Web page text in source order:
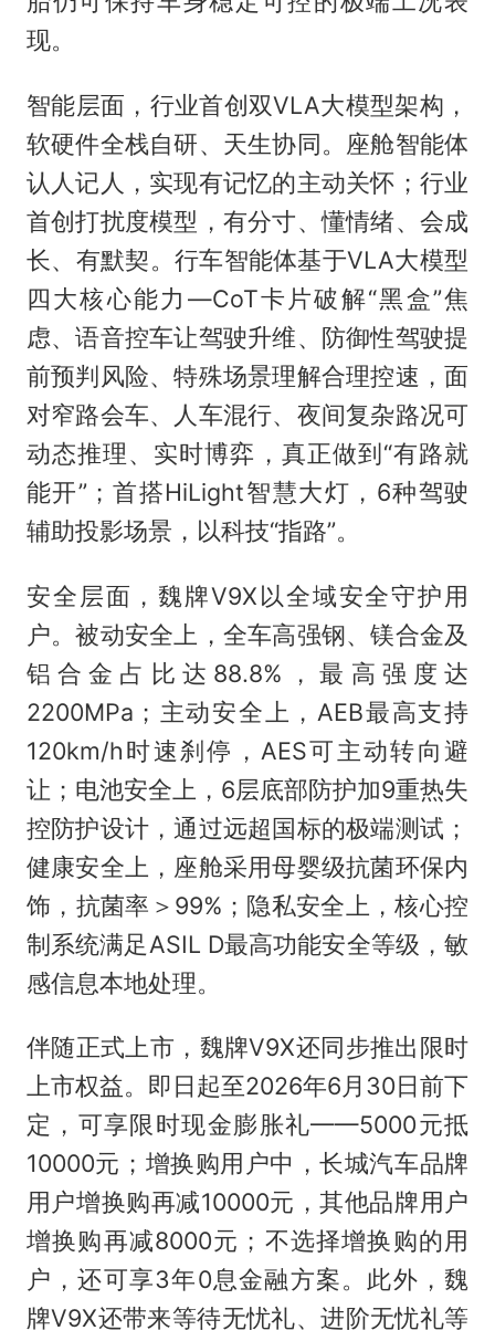
现。
智能层面，行业首创双VLA大模型架构，
软硬件全栈自研、天生协同。座舱智能体
认人记人，实现有记忆的主动关怀；行业
首创打扰度模型，有分寸、懂情绪、会成
长、有默契。行车智能体基于VLA大模型
四大核心能力—CoT卡片破解“黑盒”焦
虑、语音控车让驾驶升维、防御性驾驶提
前预判风险、特殊场景理解合理控速，面
对窄路会车、人车混行、夜间复杂路况可
动态推理、实时博弈，真正做到“有路就
能开”；首搭HiLight智慧大灯，6种驾驶
辅助投影场景，以科技“指路”。
安全层面，魏牌V9X以全域安全守护用
户。被动安全上，全车高强钢、镁合金及
铝合金占比达88.8%，最高强度达
2200MPa；主动安全上，AEB最高支持
120km/h时速刹停，AES可主动转向避
让；电池安全上，6层底部防护加9重热失
控防护设计，通过远超国标的极端测试；
健康安全上，座舱采用母婴级抗菌环保内
饰，抗菌率＞99%；隐私安全上，核心控
制系统满足ASIL D最高功能安全等级，敏
感信息本地处理。
伴随正式上市，魏牌V9X还同步推出限时
上市权益。即日起至2026年6月30日前下
定，可享限时现金膨胀礼——5000元抵
10000元；增换购用户中，长城汽车品牌
用户增换购再减10000元，其他品牌用户
增换购再减8000元；不选择增换购的用
户，还可享3年0息金融方案。此外，魏
牌V9X还带来等待无忧礼、进阶无忧礼等